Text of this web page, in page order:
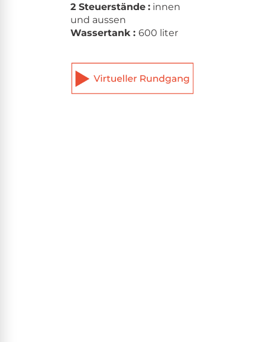
2 Steuerstände :innen
und aussen
Wassertank : 600 liter